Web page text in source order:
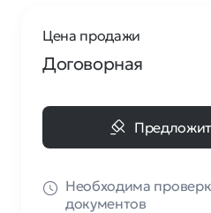
Цена продажи
Договорная
Необходима
документов